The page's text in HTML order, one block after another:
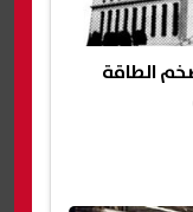
الطاقة